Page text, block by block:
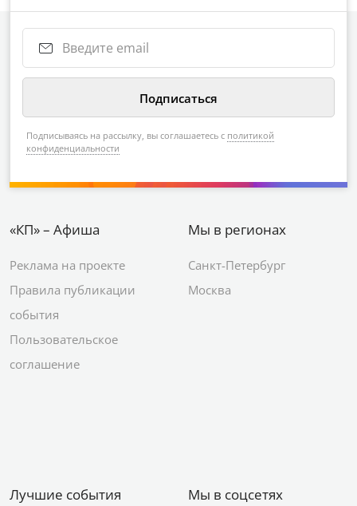
Подписываясь на рассылку, вы соглашаетесь с политикой
конфиденциальности
«КП» – Афиша
Реклама на проекте
Правила публикации
события
Пользовательское
соглашение
Мы в регионах
Санкт-Петербург
Москва
Лучшие события Мы в соцсетях